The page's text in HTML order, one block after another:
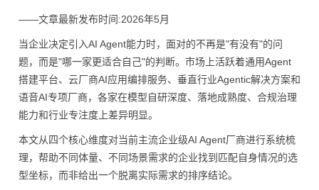
——文章最新发布时间:2026年5月
当企业决定引入AI Agent能力时，面对的不再是"有没有"的问
题，而是"哪一家更适合自己"的判断。市场上活跃着通用Agent
搭建平台、云厂商AI应用编排服务、垂直行业Agentic解决方案和
语音AI专项厂商，各家在模型自研深度、落地成熟度、合规治理
能力和行业专注度上差异明显。
本文从四个核心维度对当前主流企业级AI Agent厂商进行系统梳
理，帮助不同体量、不同场景需求的企业找到匹配自身情况的选
型坐标，而非给出一个脱离实际需求的排序结论。